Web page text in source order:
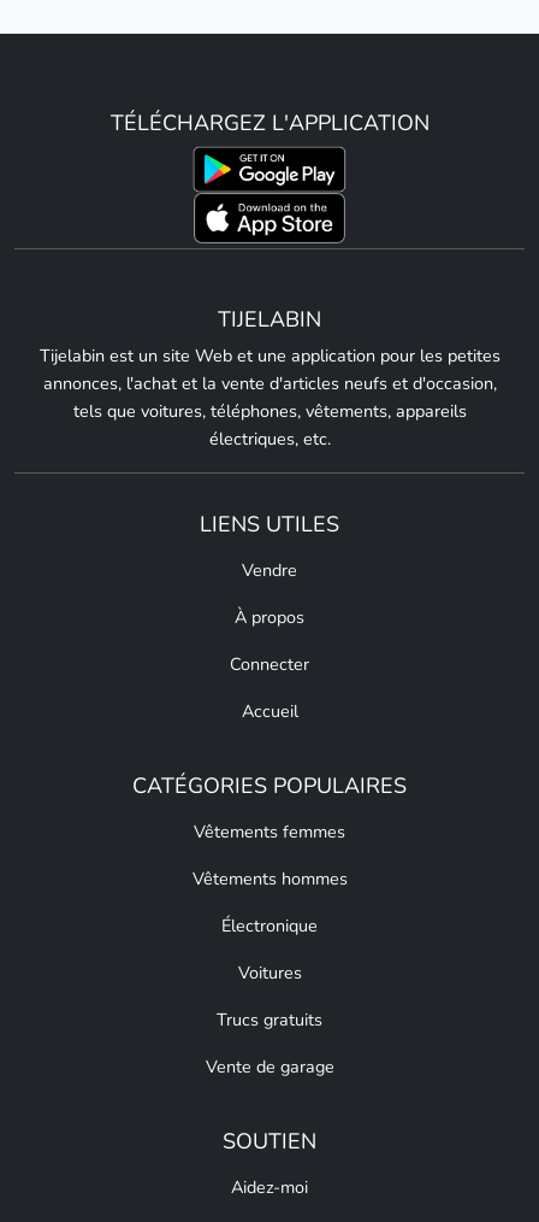
TÉLÉCHARGEZ L'APPLICATION
TIJELABIN
Tijelabin est un site Web et une application pour les petites
annonces, l'achat et la vente d'articles neufs et d'occasion,
tels que voitures, téléphones, vêtements, appareils
électriques, etc.
LIENS UTILES
Vendre
À propos
Connecter
Accueil
CATÉGORIES POPULAIRES
Vêtements femmes
Vêtements hommes
Électronique
Voitures
Trucs gratuits
Vente de garage
SOUTIEN
Aidez-moi